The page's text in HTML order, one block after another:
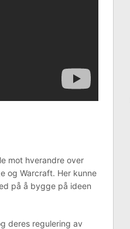
mot hverandre over
og Warcraft. Her kunne
på å bygge på ideen
deres regulering av